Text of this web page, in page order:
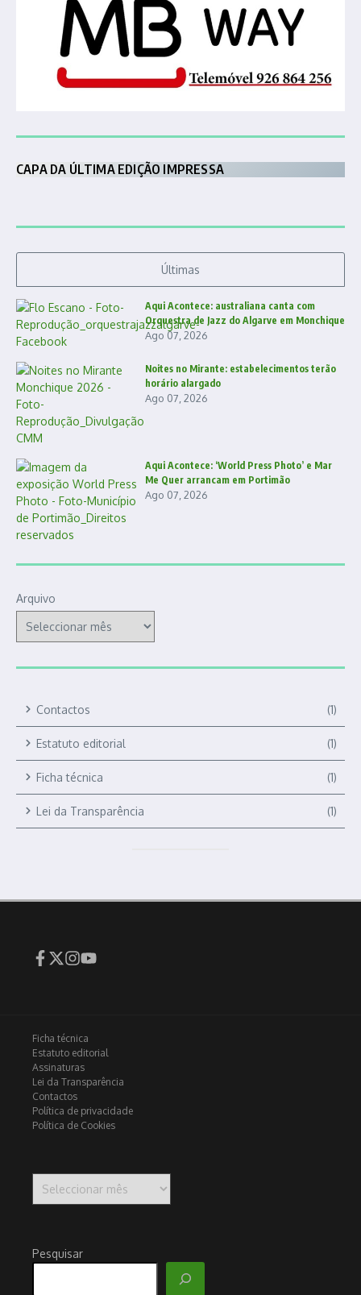
CAPA DA ÚLTIMA EDIÇÃO IMPRESSA
Últimas
Aqui Acontece: australiana canta com
Orquestra de Jazz do Algarve em Monchique
Ago 07, 2026
Noites no Mirante: estabelecimentos terão
horário alargado
Ago 07, 2026
Aqui Acontece: ‘World Press Photo’ e Mar
Me Quer arrancam em Portimão
Ago 07, 2026
Arquivo
Contactos (1)
Estatuto editorial (1)
Ficha técnica (1)
Lei da Transparência (1)
Ficha técnica
Estatuto editorial
Assinaturas
Lei da Transparência
Contactos
Política de privacidade
Política de Cookies
Pesquisar